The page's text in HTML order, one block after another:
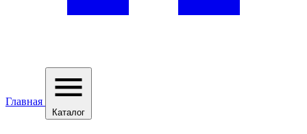
Главная
Каталог